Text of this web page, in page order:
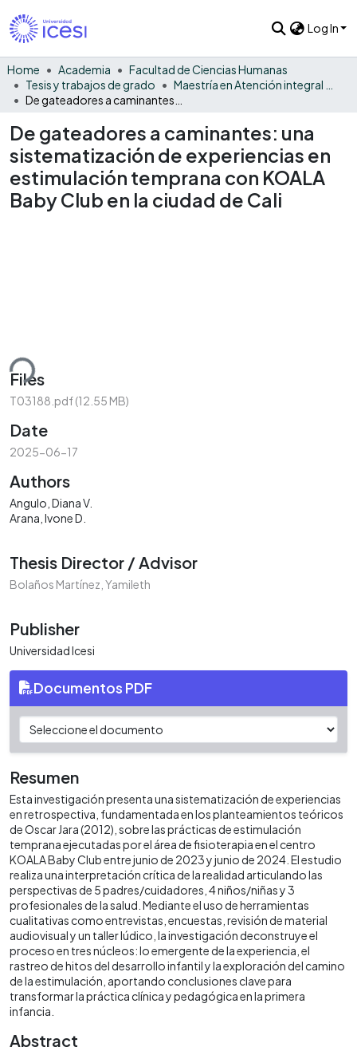
Log In
Home Academia
Facultad de Ciencias Humanas
Tesis y trabajos de grado
De gateadores a caminantes: una
sistematización de experiencias en
estimulación temprana con KOALA
Baby Club en la ciudad de Cali
Files
T03188.pdf(12.55 MB)
Date
2025-06-17
Authors
Angulo, Diana V.
Arana, Ivone D.
Thesis Director / Advisor
Bolaños Martínez, Yamileth
Publisher
Universidad Icesi
Documentos PDF
Resumen
Esta investigación presenta una sistematización de experiencias
en retrospectiva, fundamentada en los planteamientos teóricos
de Oscar Jara (2012), sobre las prácticas de estimulación
temprana ejecutadas por el área de fisioterapia en el centro
KOALA Baby Club entre junio de 2023 y junio de 2024. El estudio
realiza una interpretación crítica de la realidad articulando las
perspectivas de 5 padres/cuidadores, 4 niños/niñas y 3
profesionales de la salud. Mediante el uso de herramientas
cualitativas como entrevistas, encuestas, revisión de material
audiovisual y un taller lúdico, la investigación deconstruye el
proceso en tres núcleos: lo emergente de la experiencia, el
rastreo de hitos del desarrollo infantil y la exploración del camino
de la estimulación, aportando conclusiones clave para
transformar la práctica clínica y pedagógica en la primera
infancia.
Abstract